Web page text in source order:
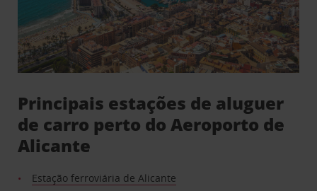
Principais estações de aluguer
de carro perto do Aeroporto de
Alicante
Estação ferroviária de Alicante